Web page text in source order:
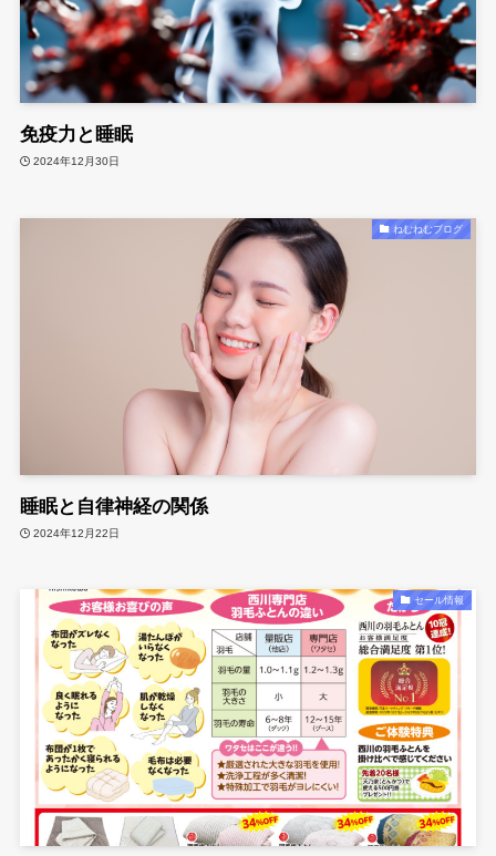
免疫力と睡眠
2024年12月30日
ねむねむブログ
睡眠と自律神経の関係
2024年12月22日
セール情報